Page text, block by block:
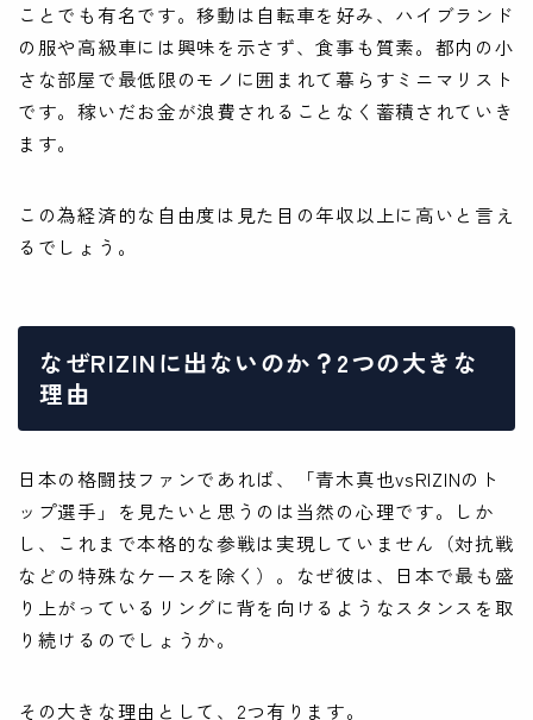
ことでも有名です。移動は自転車を好み、ハイブランド
の服や高級車には興味を示さず、食事も質素。都内の小
さな部屋で最低限のモノに囲まれて暮らすミニマリスト
です。稼いだお金が浪費されることなく蓄積されていき
ます。
この為経済的な自由度は見た目の年収以上に高いと言え
るでしょう。
なぜRIZINに出ないのか？2つの大きな
理由
日本の格闘技ファンであれば、「青木真也vsRIZINのト
ップ選手」を見たいと思うのは当然の心理です。しか
し、これまで本格的な参戦は実現していません（対抗戦
などの特殊なケースを除く）。なぜ彼は、日本で最も盛
り上がっているリングに背を向けるようなスタンスを取
り続けるのでしょうか。
その大きな理由として、2つ有ります。